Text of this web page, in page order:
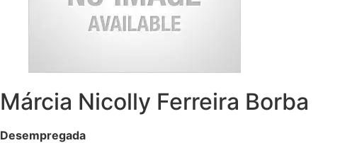
Márcia Nicolly Ferreira Borba
Desempregada